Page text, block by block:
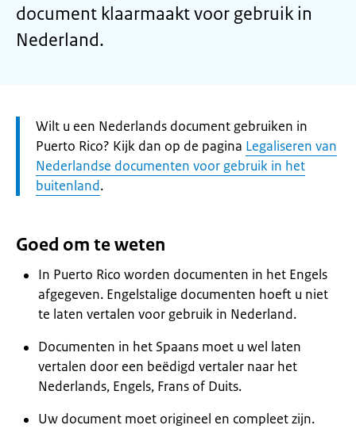
document klaarmaakt voor gebruik in
Nederland.
Let
op:
Wilt u een Nederlands document gebruiken in
Puerto Rico? Kijk dan op de pagina Legaliseren van
Nederlandse documenten voor gebruik in het
buitenland.
Goed om te weten
In Puerto Rico worden documenten in het Engels
afgegeven. Engelstalige documenten hoeft u niet
te laten vertalen voor gebruik in Nederland.
Documenten in het Spaans moet u wel laten
vertalen door een beëdigd vertaler naar het
Nederlands, Engels, Frans of Duits.
Uw document moet origineel en compleet zijn.